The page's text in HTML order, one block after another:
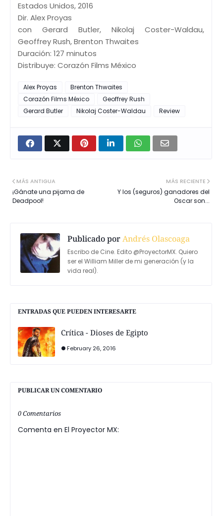
Estados Unidos, 2016
Dir. Alex Proyas
con Gerard Butler, Nikolaj Coster-Waldau,
Geoffrey Rush, Brenton Thwaites
Duración: 127 minutos
Distribuye: Corazón Films México
Alex Proyas
Brenton Thwaites
Corazón Films México
Geoffrey Rush
Gerard Butler
Nikolaj Coster-Waldau Review
MÁS RECIENTE
Y los (seguros) ganadores del
Oscar son...
MÁS ANTIGUA
¡Gánate una pijama de
Deadpool!
Publicado porAndrés Olascoaga
Escribo de Cine. Edito @ProyectorMX. Quiero
ser el William Miller de mi generación (y la
vida real).
ENTRADAS QUE PUEDEN INTERESARTE
Crítica - Dioses de Egipto
February 26, 2016
PUBLICAR UN COMENTARIO
0 Comentarios
Comenta en El Proyector MX: